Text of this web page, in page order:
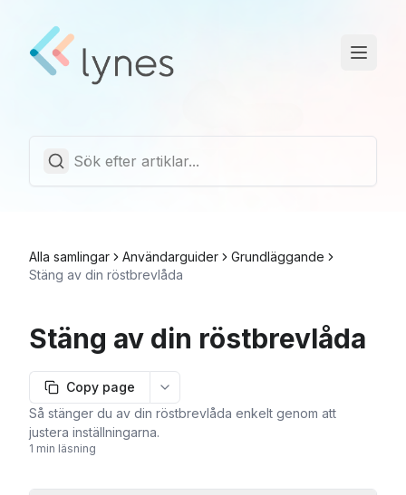
Alla samlingar Användarguider
Grundläggande
Stäng av din röstbrevlåda
Stäng av din röstbrevlåda
Copy page
More options
Så stänger du av din röstbrevlåda enkelt genom att
justera inställningarna.
1 min läsning